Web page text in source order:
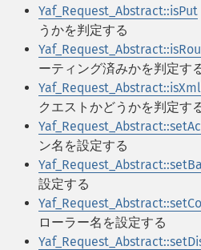
Yaf_Request_Abstract::isPut
うかを判定する
ーティング済みかを判定す
クエストかどうかを判定す
ン名を設定する
設定する
ローラー名を設定する